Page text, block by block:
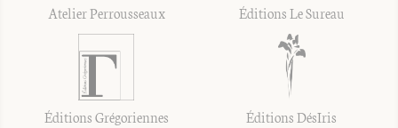
Atelier Perrousseaux Éditions Le Sureau
Éditions Grégoriennes Éditions DésIris